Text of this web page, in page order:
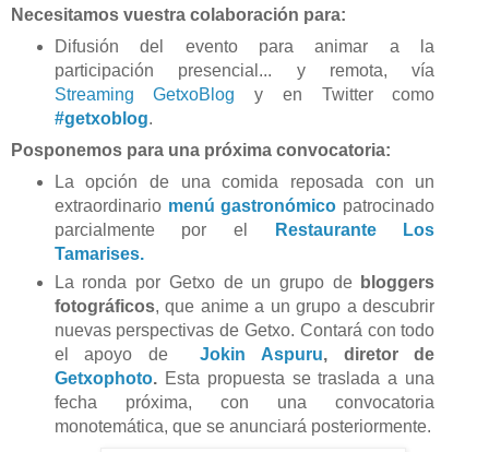
Necesitamos vuestra colaboración para:
Difusión del evento para animar a la
participación presencial... y remota, vía
Streaming GetxoBlog y en Twitter como
#getxoblog.
Posponemos para una próxima convocatoria:
La opción de una comida reposada con un
extraordinario menú gastronómico patrocinado
parcialmente por
el
Restaurante Los
Tamarises.
La ronda por Getxo de un grupo de bloggers
fotográficos, que anime a un grupo a descubrir
nuevas perspectivas de Getxo. Contará con todo
el apoyo deJokin Aspuru, diretor de
Getxophoto. Esta propuesta se traslada a una
fecha próxima, con una convocatoria
monotemática, que se anunciará posteriormente.